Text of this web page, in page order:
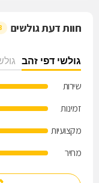
חוות דעת גולשים 8
גולשי דפי זהב
שירות
זמינות
מקצועיות
מחיר